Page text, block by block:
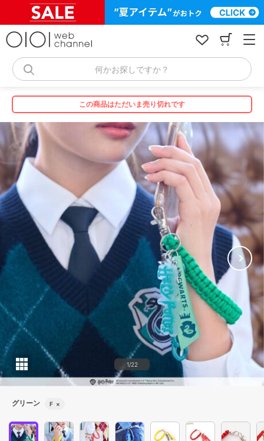
何かお探しですか？
この商品はただいま売り切れです
1/22
グリーン F ×